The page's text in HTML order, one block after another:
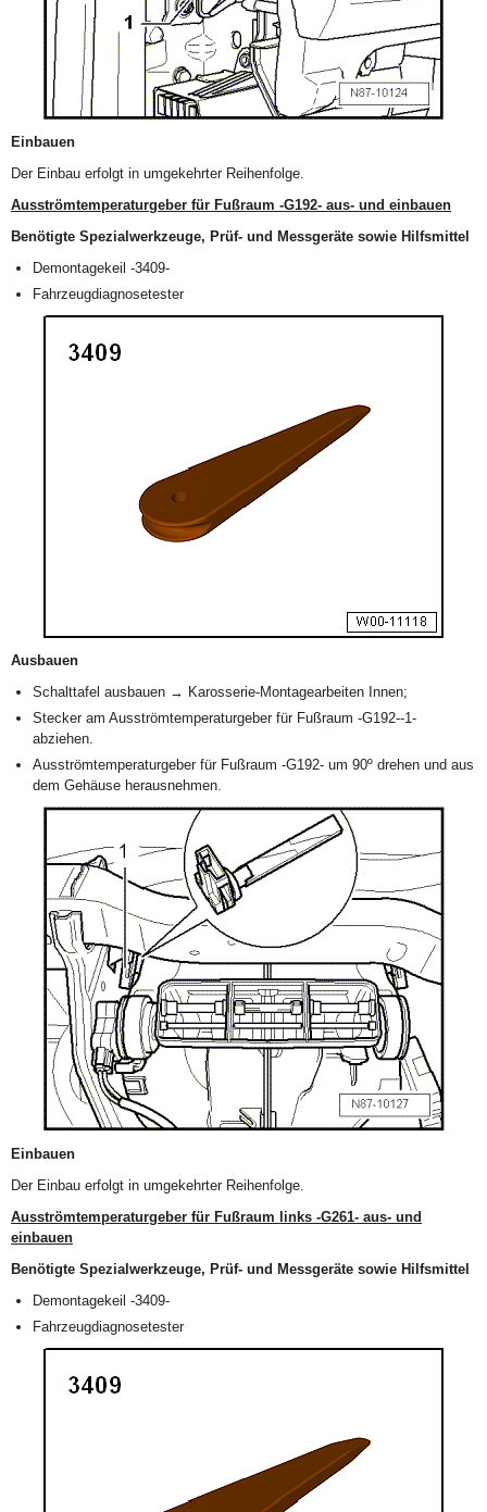
Einbauen
Der Einbau erfolgt in umgekehrter Reihenfolge.
Ausströmtemperaturgeber für Fußraum -G192- aus- und einbauen
Benötigte Spezialwerkzeuge, Prüf- und Messgeräte sowie Hilfsmittel
Demontagekeil -3409-
Fahrzeugdiagnosetester
Ausbauen
Schalttafel ausbauen → Karosserie-Montagearbeiten Innen;
Stecker am Ausströmtemperaturgeber für Fußraum -G192--1-
abziehen.
Ausströmtemperaturgeber für Fußraum -G192- um 90º drehen und aus
dem Gehäuse herausnehmen.
Einbauen
Der Einbau erfolgt in umgekehrter Reihenfolge.
Ausströmtemperaturgeber für Fußraum links -G261- aus- und
einbauen
Benötigte Spezialwerkzeuge, Prüf- und Messgeräte sowie Hilfsmittel
Demontagekeil -3409-
Fahrzeugdiagnosetester